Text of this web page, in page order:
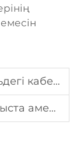
себебі қандай
неге қолданылады?